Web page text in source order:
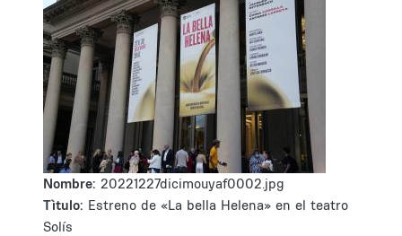
Nombre: 20221227dicimouyaf0002.jpg
Tìtulo: Estreno de «La bella Helena» en el teatro
Solís